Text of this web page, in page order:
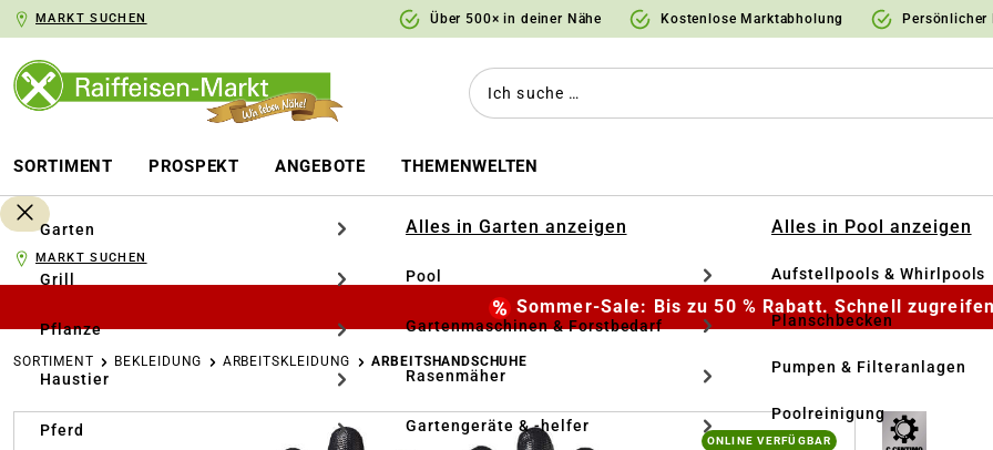
Zur Hauptnavigation springen
MARKT SUCHEN Über 500× in deiner Nähe Kostenlose Marktabholung Persönlicher
SORTIMENT PROSPEKT ANGEBOTE THEMENWELTEN
Garten
Grill
Pflanze
Haustier
Pferd
Alles in Garten anzeigen
Pool
Gartenmaschinen & Forstbedarf
Rasenmäher
Gartengeräte & -helfer
Alles in Pool anzeigen
Aufstellpools & Whirlpools
Planschbecken
Pumpen & Filteranlagen
Poolreinigung
MARKT SUCHEN
Sommer-Sale: Bis zu 50 % Rabatt. Schnell
SORTIMENT BEKLEIDUNG ARBEITSKLEIDUNG ARBEITSHANDSCHUHE
Bildergalerie überspringen
ONLINE VERFÜGBAR